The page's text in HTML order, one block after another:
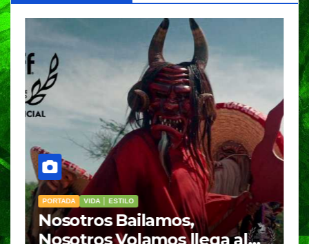
PORTADA VIDA │ ESTILO
Nosotros Bailamos,
Nosotros Volamos llega al